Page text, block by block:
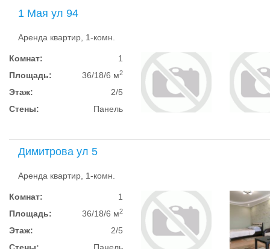
1 Мая ул 94
Аренда квартир, 1-комн.
Комнат:
1
Площадь:
36/18/6 м2
Этаж:
2/5
Стены:
Панель
Димитрова ул 5
Аренда квартир, 1-комн.
Комнат:
1
Площадь:
36/18/6 м2
Этаж:
2/5